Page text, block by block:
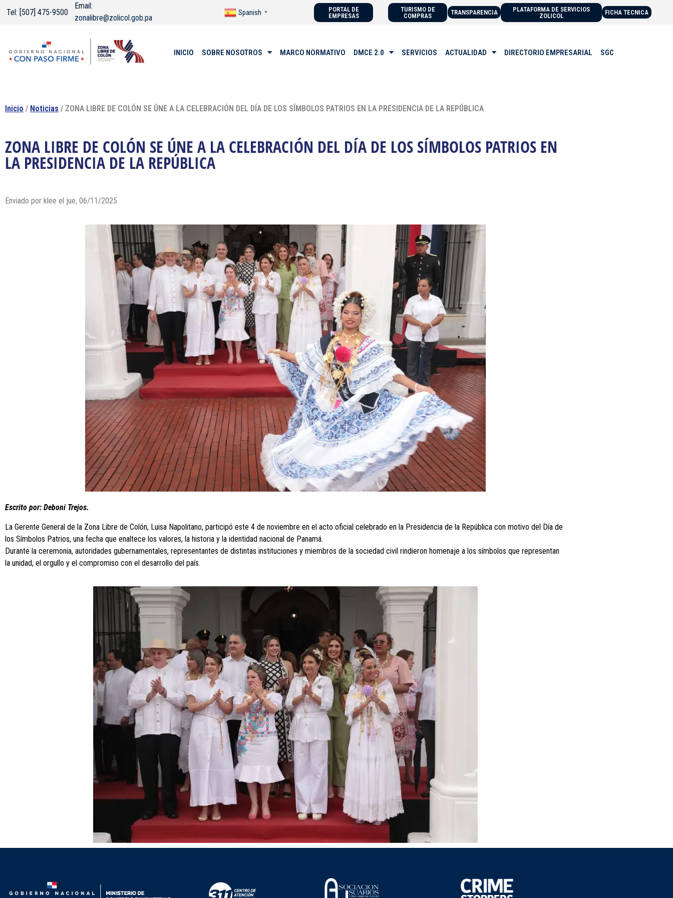
Tel: [507] 475-9500
Email:
zonalibre@zolicol.gob.pa
Spanish ▼
PORTAL DE
EMPRESAS
TURISMO DE
COMPRAS
TRANSPARENCIA
PLATAFORMA DE SERVICIOS
ZOLICOL
FICHA TECNICA
INICIO SOBRE NOSOTROS MARCO NORMATIVO DMCE 2.0 SERVICIOS ACTUALIDAD DIRECTORIO EMPRESARIAL SGC
Inicio / Noticias / ZONA LIBRE DE COLÓN SE ÚNE A LA CELEBRACIÓN DEL DÍA DE LOS SÍMBOLOS PATRIOS EN LA PRESIDENCIA DE LA REPÚBLICA
ZONA LIBRE DE COLÓN SE ÚNE A LA CELEBRACIÓN DEL DÍA DE LOS SÍMBOLOS PATRIOS EN
LA PRESIDENCIA DE LA REPÚBLICA
Enviado por klee el jue, 06/11/2025
Escrito por: Deboni Trejos.
La Gerente General de la Zona Libre de Colón, Luisa Napolitano, participó este 4 de noviembre en el acto oficial celebrado en la Presidencia de la República con motivo del Día de
los Símbolos Patrios, una fecha que enaltece los valores, la historia y la identidad nacional de Panamá.
Durante la ceremonia, autoridades gubernamentales, representantes de distintas instituciones y miembros de la sociedad civil rindieron homenaje a los símbolos que representan
la unidad, el orgullo y el compromiso con el desarrollo del país.